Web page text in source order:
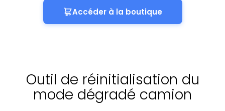
Accéder à la boutique
Outil de réinitialisation du
mode dégradé camion